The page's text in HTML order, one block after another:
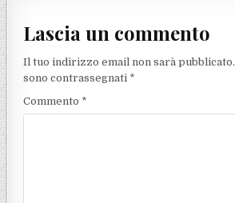
Lascia un commento
Il tuo indirizzo email non sarà pubblicato.
sono contrassegnati *
Commento *